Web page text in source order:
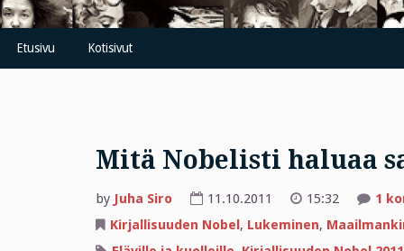
Etusivu Kotisivut
Mitä Nobelisti haluaa
by Juha Siro 11.10.2011 15:32 1
Kirjallisuuden Nobel , Lukeminen,